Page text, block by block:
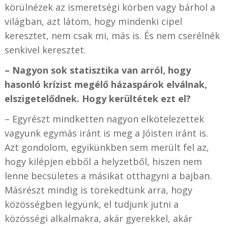
körülnézek az ismeretségi körben vagy bárhol a
világban, azt látom, hogy mindenki cipel
keresztet, nem csak mi, más is. És nem cserélnék
senkivel keresztet.
– Nagyon sok statisztika van arról, hogy
hasonló krízist megélő házaspárok elválnak,
elszigetelődnek. Hogy kerültétek ezt el?
– Egyrészt mindketten nagyon elkötelezettek
vagyunk egymás iránt is meg a Jóisten iránt is.
Azt gondolom, egyikünkben sem merült fel az,
hogy kilépjen ebből a helyzetből, hiszen nem
lenne becsületes a másikat otthagyni a bajban.
Másrészt mindig is törekedtünk arra, hogy
közösségben legyünk, el tudjunk jutni a
közösségi alkalmakra, akár gyerekkel, akár